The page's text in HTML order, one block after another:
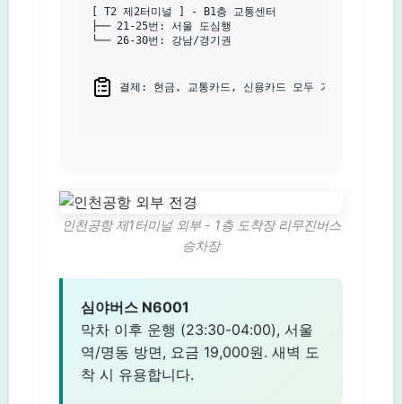
[ T2 제2터미널 ] - B1층 교통센터
├── 21-25번: 서울 도심행
└── 26-30번: 강남/경기권
결제: 현금, 교통카드, 신용카드 모두 가능
인천공항 제1터미널 외부 - 1층 도착장 리무진버스
승차장
심야버스 N6001
막차 이후 운행 (23:30-04:00), 서울
역/명동 방면, 요금 19,000원. 새벽 도
착 시 유용합니다.